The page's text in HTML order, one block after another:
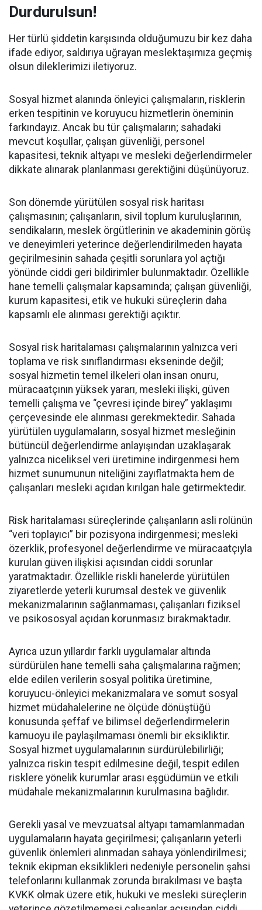
Durdurulsun!
Her türlü şiddetin karşısında olduğumuzu bir kez daha
ifade ediyor, saldırıya uğrayan meslektaşımıza geçmiş
olsun dileklerimizi iletiyoruz.
Sosyal hizmet alanında önleyici çalışmaların, risklerin
erken tespitinin ve koruyucu hizmetlerin öneminin
farkındayız. Ancak bu tür çalışmaların; sahadaki
mevcut koşullar, çalışan güvenliği, personel
kapasitesi, teknik altyapı ve mesleki değerlendirmeler
dikkate alınarak planlanması gerektiğini düşünüyoruz.
Son dönemde yürütülen sosyal risk haritası
çalışmasının; çalışanların, sivil toplum kuruluşlarının,
sendikaların, meslek örgütlerinin ve akademinin görüş
ve deneyimleri yeterince değerlendirilmeden hayata
geçirilmesinin sahada çeşitli sorunlara yol açtığı
yönünde ciddi geri bildirimler bulunmaktadır. Özellikle
hane temelli çalışmalar kapsamında; çalışan güvenliği,
kurum kapasitesi, etik ve hukuki süreçlerin daha
kapsamlı ele alınması gerektiği açıktır.
Sosyal risk haritalaması çalışmalarının yalnızca veri
toplama ve risk sınıflandırması ekseninde değil;
sosyal hizmetin temel ilkeleri olan insan onuru,
müracaatçının yüksek yararı, mesleki ilişki, güven
temelli çalışma ve “çevresi içinde birey” yaklaşımı
çerçevesinde ele alınması gerekmektedir. Sahada
yürütülen uygulamaların, sosyal hizmet mesleğinin
bütüncül değerlendirme anlayışından uzaklaşarak
yalnızca niceliksel veri üretimine indirgenmesi hem
hizmet sunumunun niteliğini zayıflatmakta hem de
çalışanları mesleki açıdan kırılgan hale getirmektedir.
Risk haritalaması süreçlerinde çalışanların asli rolünün
“veri toplayıcı” bir pozisyona indirgenmesi; mesleki
özerklik, profesyonel değerlendirme ve müracaatçıyla
kurulan güven ilişkisi açısından ciddi sorunlar
yaratmaktadır. Özellikle riskli hanelerde yürütülen
ziyaretlerde yeterli kurumsal destek ve güvenlik
mekanizmalarının sağlanmaması, çalışanları fiziksel
ve psikososyal açıdan korunmasız bırakmaktadır.
Ayrıca uzun yıllardır farklı uygulamalar altında
sürdürülen hane temelli saha çalışmalarına rağmen;
elde edilen verilerin sosyal politika üretimine,
koruyucu-önleyici mekanizmalara ve somut sosyal
hizmet müdahalelerine ne ölçüde dönüştüğü
konusunda şeffaf ve bilimsel değerlendirmelerin
kamuoyu ile paylaşılmaması önemli bir eksikliktir.
Sosyal hizmet uygulamalarının sürdürülebilirliği;
yalnızca riskin tespit edilmesine değil, tespit edilen
risklere yönelik kurumlar arası eşgüdümün ve etkili
müdahale mekanizmalarının kurulmasına bağlıdır.
Gerekli yasal ve mevzuatsal altyapı tamamlanmadan
uygulamaların hayata geçirilmesi; çalışanların yeterli
güvenlik önlemleri alınmadan sahaya yönlendirilmesi;
teknik ekipman eksiklikleri nedeniyle personelin şahsi
telefonlarını kullanmak zorunda bırakılması ve başta
KVKK olmak üzere etik, hukuki ve mesleki süreçlerin